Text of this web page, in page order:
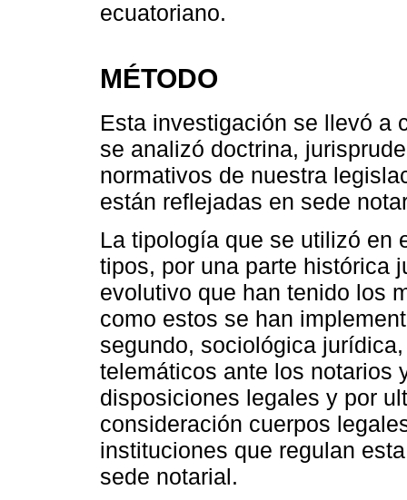
ecuatoriano.
MÉTODO
Esta investigación se llevó a
se analizó doctrina,
normativos de nuestra
están reflejadas en sede
La tipología que se utilizó en
tipos, por una parte histórica
evolutivo que han tenido los
como estos se han
segundo, sociológica
telemáticos ante los notarios
disposiciones legales y por
consideración cuerpos
instituciones que regulan
sede notarial.